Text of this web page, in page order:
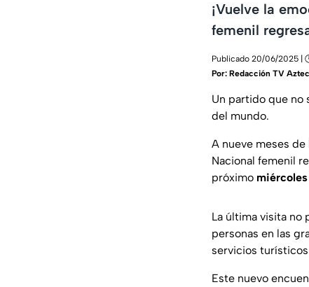
¡Vuelve la
femenil
Publicado 20/06/2025 |
Por: Redacción TV
Un partido que no
del mundo.
A nueve meses
Nacional femenil
próximo
La última visita no
personas en las
servicios
Este nuevo